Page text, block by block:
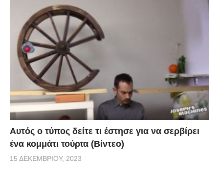
Αυτός ο τύπος δείτε τι έστησε για να σερβίρει
ένα κομμάτι τούρτα (Βίντεο)
15 ΔΕΚΕΜΒΡΊΟΥ, 2023